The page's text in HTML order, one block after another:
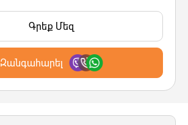
Գրեք Մեզ
Զանգահարել